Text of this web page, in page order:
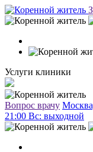
Услуги клиники
Вопрос врачу
21:00 Вc: выходной